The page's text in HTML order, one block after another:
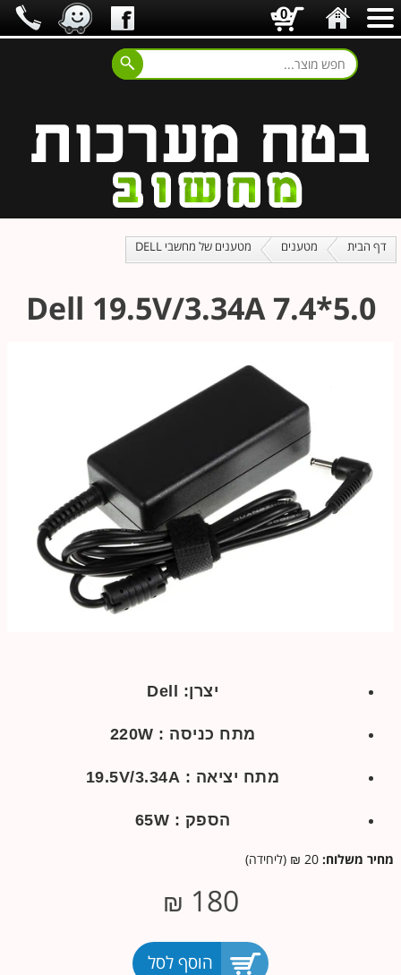
דף הבית מטענים מטענים של מחשבי DELL
Dell 19.5V/3.34A 7.4*5.0
יצרן: Dell
מתח כניסה : 220W
מתח יציאה : 19.5V/3.34A
הספק : 65W
מחיר משלוח: 20 ₪ (ליחידה)
180
₪
הוסף לסל
0